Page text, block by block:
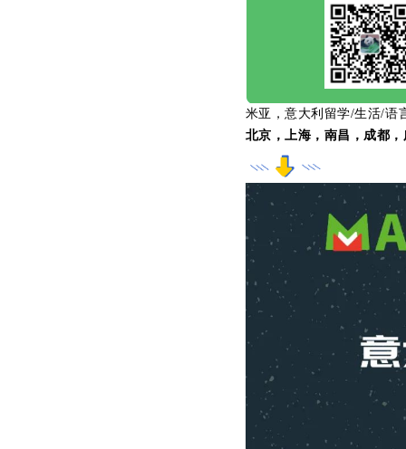
米亚，意大利留学/生活/语
北京，上海，南昌，成都